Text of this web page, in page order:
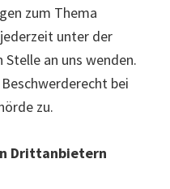
zum Thema
unter der
an uns wenden.
bei
zu.
Drittanbietern